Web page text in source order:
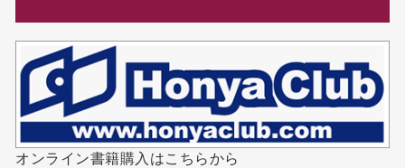
オンライン書籍購入はこちらから